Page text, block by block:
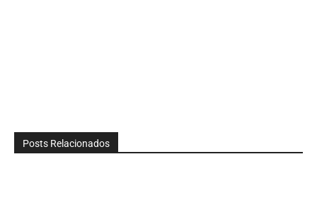
Posts Relacionados